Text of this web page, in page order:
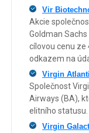
Vir
Akcie
Goldman
cílovou cenu ze
odkazem na
Virgin
Společnost
Airways (BA),
elitního statusu.
Virgin